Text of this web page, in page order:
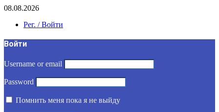
08.08.2026
Рег. / Войти
Войти
Username or email
Password
Помнить меня пока я не выйду